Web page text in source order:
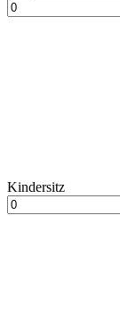
Kindersitz